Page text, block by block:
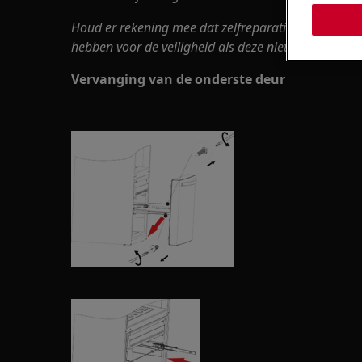
Houd er rekening mee dat zelfreparatie of niet-
hebben voor de veiligheid als deze niet correct
Vervanging van de onderste deur